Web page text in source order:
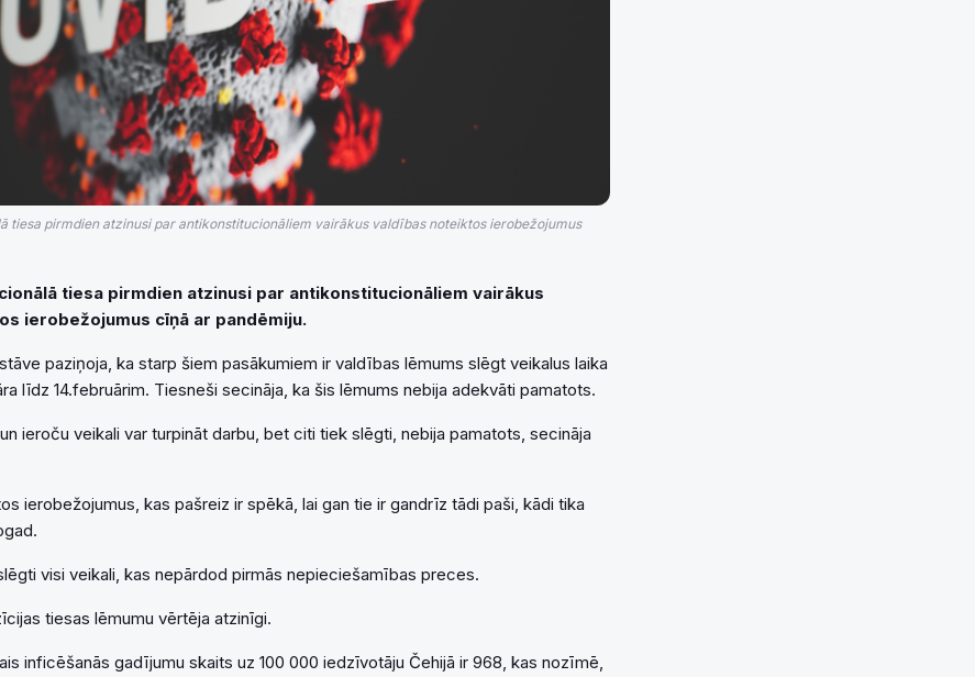
tiesa pirmdien atzinusi par antikonstitucionāliem vairākus valdības noteiktos ierobežojumus
tiesa pirmdien atzinusi par antikonstitucionāliem vairākus
ierobežojumus cīņā ar pandēmiju.
paziņoja, ka starp šiem pasākumiem ir valdības lēmums slēgt veikalus laika
līdz 14.februārim. Tiesneši secināja, ka šis lēmums nebija adekvāti pamatots.
ieroču veikali var turpināt darbu, bet citi tiek slēgti, nebija pamatots, secināja
ierobežojumus, kas pašreiz ir spēkā, lai gan tie ir gandrīz tādi paši, kādi tika
visi veikali, kas nepārdod pirmās nepieciešamības preces.
tiesas lēmumu vērtēja atzinīgi.
inficēšanās gadījumu skaits uz 100 000 iedzīvotāju Čehijā ir 968, kas nozīmē,